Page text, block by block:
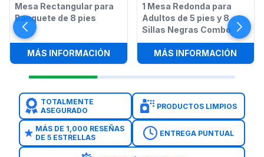
Mesa Rectangular para
Banquete de 8 pies
MÁS INFORMACIÓN: MESA RECTANGULAR PARA
1 Mesa Redonda para
Adultos de 5 pies y 8
Sillas Negras Combo
MÁS INFORMACIÓN
TOTALMENTE
ASEGURADO
PRODUCTOS LIMPIOS
MÁS DE 1,000 RESEÑAS
DE 5 ESTRELLAS
ENTREGA PUNTUAL